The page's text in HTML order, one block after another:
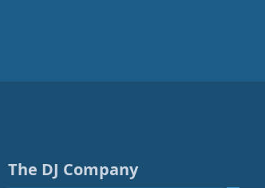
The DJ Company